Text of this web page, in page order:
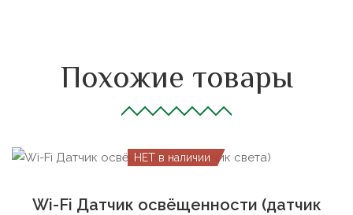
Похожие товары
НЕТ в наличии
Wi-Fi Датчик освёщенности (датчик